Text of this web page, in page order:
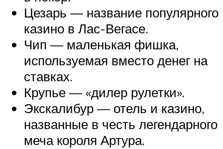
Цезарь — название популярного
казино в Лас-Вегасе.
Чип — маленькая фишка,
используемая вместо денег на
ставках.
Крупье — «дилер рулетки».
Экскалибур — отель и казино,
названные в честь легендарного
меча короля Артура.